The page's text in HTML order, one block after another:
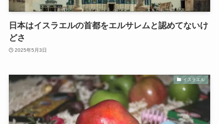
日本はイスラエルの首都をエルサレムと認めてないけ
どさ
2025年5月3日
イスラエル